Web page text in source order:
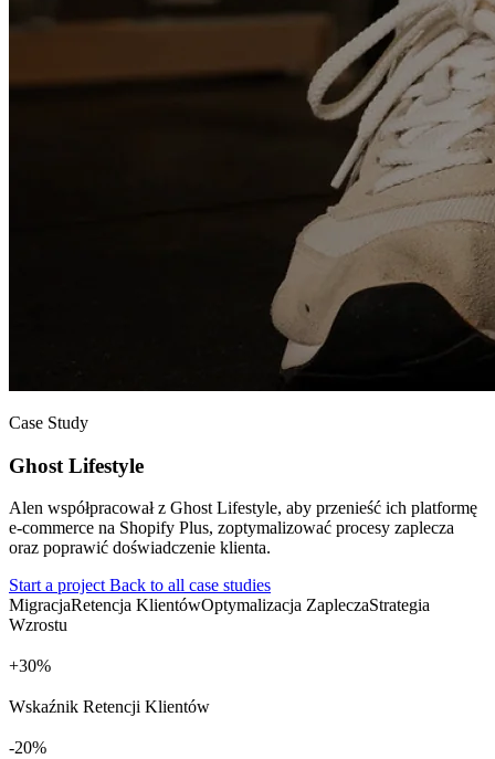
Case Study
Ghost Lifestyle
Alen współpracował z Ghost Lifestyle, aby przenieść ich platformę
e-commerce na Shopify Plus, zoptymalizować procesy zaplecza
oraz poprawić doświadczenie klienta.
Start a projectBack to all case studies
MigracjaRetencja KlientówOptymalizacja ZapleczaStrategia
Wzrostu
+ %
Wskaźnik Retencji Klientów
%